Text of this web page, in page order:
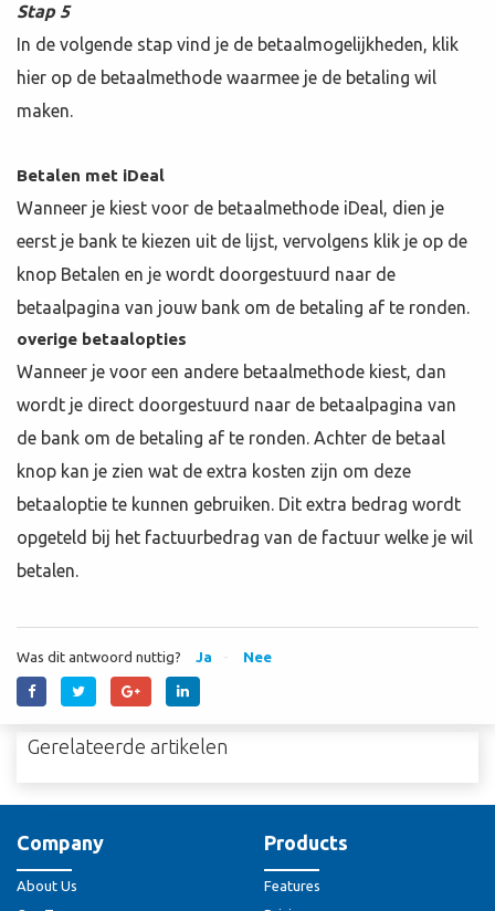
Stap 5
In de volgende stap vind je de betaalmogelijkheden, klik
hier op de betaalmethode waarmee je de betaling wil
maken.
Betalen met iDeal
Wanneer je kiest voor de betaalmethode iDeal, dien je
eerst je bank te kiezen uit de lijst, vervolgens klik je op de
knop Betalen en je wordt doorgestuurd naar de
betaalpagina van jouw bank om de betaling af te ronden.
overige betaalopties
Wanneer je voor een andere betaalmethode kiest, dan
wordt je direct doorgestuurd naar de betaalpagina van
de bank om de betaling af te ronden. Achter de betaal
knop kan je zien wat de extra kosten zijn om deze
betaaloptie te kunnen gebruiken. Dit extra bedrag wordt
opgeteld bij het factuurbedrag van de factuur welke je wil
betalen.
Was dit antwoord nuttig? Ja Nee
Gerelateerde artikelen
Company
About Us
Products
Features